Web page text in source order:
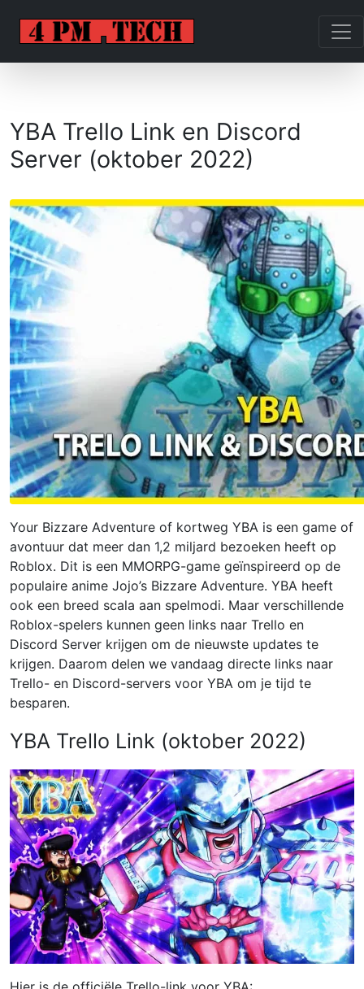
YBA Trello Link en Discord
Server (oktober 2022)
Your Bizzare Adventure of kortweg YBA is een game of
avontuur dat meer dan 1,2 miljard bezoeken heeft op
Roblox. Dit is een MMORPG-game geïnspireerd op de
populaire anime Jojo’s Bizzare Adventure. YBA heeft
ook een breed scala aan spelmodi. Maar verschillende
Roblox-spelers kunnen geen links naar Trello en
Discord Server krijgen om de nieuwste updates te
krijgen. Daarom delen we vandaag directe links naar
Trello- en Discord-servers voor YBA om je tijd te
besparen.
YBA Trello Link (oktober 2022)